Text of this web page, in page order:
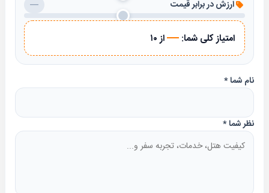
نام شما*
نظر شما*
ارزش در برابر قیمت
—
امتیاز کلی شما: —از ۱۰